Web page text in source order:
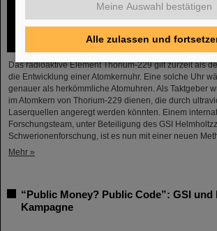
Das radioaktive Element Thorium-229 gilt zurzeit als
die Entwicklung einer Atomkernuhr. Eine solche Uhr
genauer als herkömmliche Atomuhren. Als Taktgeber
im Atomkern von Thorium-229 dienen, die durch
Laserquellen angeregt werden könnten. Einem
Forschungsteam, unter Beteiligung des GSI
Schwerionenforschung, ist es nun mit einer neuen
Mehr »
“Public Money? Public Code”: GSI
Kampagne
Meine Auswahl bestätigen
Alle zulassen und